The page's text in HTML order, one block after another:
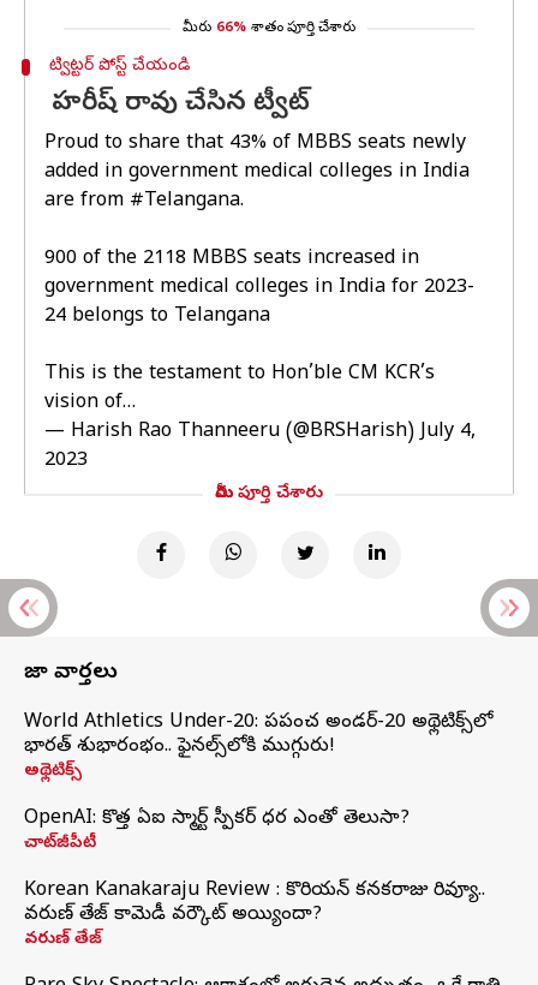
మీరు 66% శాతం పూర్తి చేశారు
ట్విట్టర్ పోస్ట్ చేయండి
హరీష్ రావు చేసిన ట్వీట్
Proud to share that 43% of MBBS seats newly
added in government medical colleges in India
are from #Telangana.
900 of the 2118 MBBS seats increased in
government medical colleges in India for 2023-
24 belongs to Telangana
This is the testament to Hon’ble CM KCR’s
vision of…
— Harish Rao Thanneeru (@BRSHarish)July 4,
2023
మీరు పూర్తి చేశారు
తాజా వార్తలు
World Athletics Under-20: ప్రపంచ అండర్-20 అథ్లెటిక్స్‌లో
భారత్‌ శుభారంభం.. ఫైనల్స్‌లోకి ముగ్గురు!
అథ్లెటిక్స్
OpenAI: కొత్త ఏఐ స్మార్ట్ స్పీకర్ ధర ఎంతో తెలుసా?
చాట్‌జీపీటీ
Korean Kanakaraju Review : కొరియన్ కనకరాజు రివ్యూ..
వరుణ్ తేజ్ కామెడీ వర్కౌట్ అయ్యిందా?
వరుణ్ తేజ్